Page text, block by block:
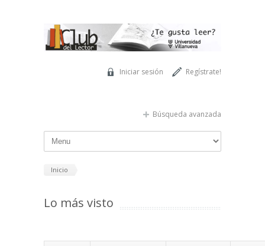
Regístrate!
Iniciar sesión
Búsqueda avanzada
Inicio
Lo más visto